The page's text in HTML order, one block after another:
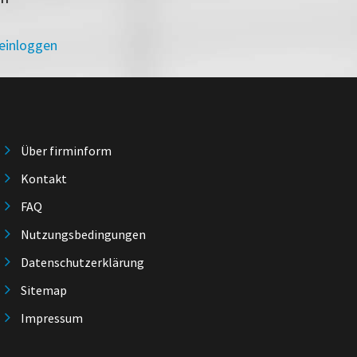
Über firminform
Kontakt
FAQ
Nutzungsbedingungen
Datenschutzerklärung
Sitemap
Impressum